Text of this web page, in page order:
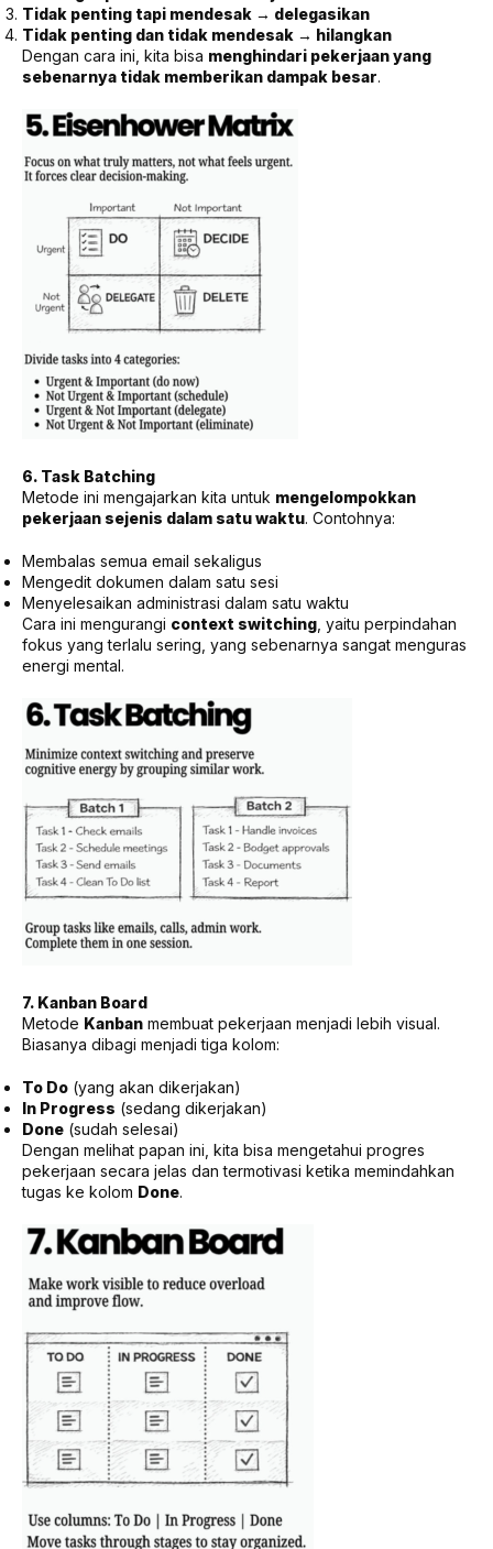
Tidak penting tapi mendesak → delegasikan
Tidak penting dan tidak mendesak → hilangkan
Dengan cara ini, kita bisa menghindari pekerjaan yang
sebenarnya tidak memberikan dampak besar.
6. Task Batching
Metode ini mengajarkan kita untuk mengelompokkan
pekerjaan sejenis dalam satu waktu. Contohnya:
Membalas semua email sekaligus
Mengedit dokumen dalam satu sesi
Menyelesaikan administrasi dalam satu waktu
Cara ini mengurangi context switching , yaitu perpindahan
fokus yang terlalu sering, yang sebenarnya sangat menguras
energi mental.
7. Kanban Board
Metode Kanban membuat pekerjaan menjadi lebih visual.
Biasanya dibagi menjadi tiga kolom:
To Do (yang akan dikerjakan)
In Progress (sedang dikerjakan)
Done (sudah selesai)
Dengan melihat papan ini, kita bisa mengetahui progres
pekerjaan secara jelas dan termotivasi ketika memindahkan
tugas ke kolom Done.